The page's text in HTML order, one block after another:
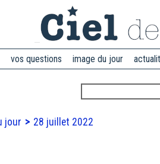
vos questions image du jour
jour 28 juillet 2022